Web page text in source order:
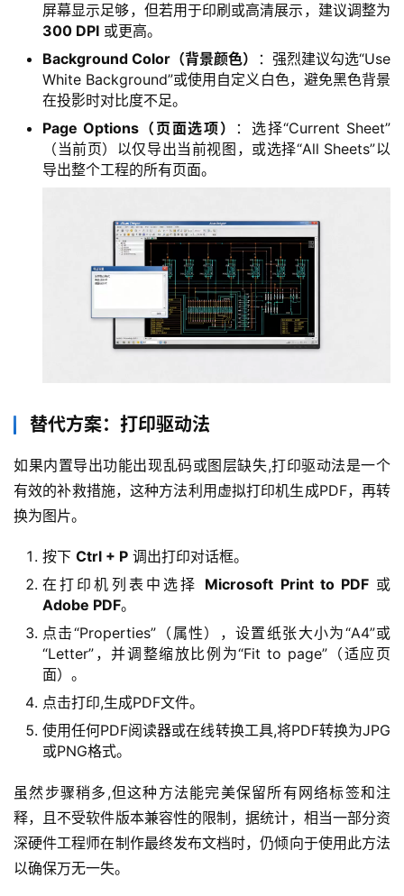
屏幕显示足够，但若用于印刷或高清展示，建议调整为
300 DPI 或更高。
Background Color（背景颜色）
：强烈建议勾选“Use
White Background”或使用自定义白色，避免黑色背景
在投影时对比度不足。
Page Options（页面选项）
：选择“Current Sheet”
（当前页）以仅导出当前视图，或选择“All Sheets”以
导出整个工程的所有页面。
替代方案：打印驱动法
如果内置导出功能出现乱码或图层缺失,打印驱动法是一个
有效的补救措施，这种方法利用虚拟打印机生成PDF，再转
换为图片。
按下 Ctrl + P 调出打印对话框。
在打印机列表中选择 Microsoft Print to PDF或
Adobe PDF。
点击“Properties”（属性），设置纸张大小为“A4”或
“Letter”，并调整缩放比例为“Fit to page”（适应页
面）。
点击打印,生成PDF文件。
使用任何PDF阅读器或在线转换工具,将PDF转换为JPG
或PNG格式。
虽然步骤稍多,但这种方法能完美保留所有网络标签和注
释，且不受软件版本兼容性的限制，据统计，相当一部分资
深硬件工程师在制作最终发布文档时，仍倾向于使用此方法
以确保万无一失。